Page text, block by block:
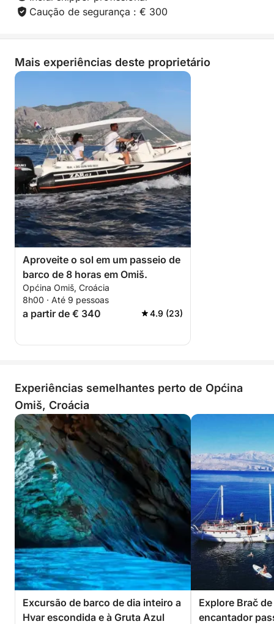
Caução de segurança : € 300
Mais experiências deste proprietário
Aproveite o sol em um passeio de
barco de 8 horas em Omiš.
Općina Omiš, Croácia
8h00 · Até 9 pessoas
a partir de € 340 4.9 (23)
Experiências semelhantes perto de Općina
Omiš, Croácia
Excursão de barco de dia inteiro a
Hvar escondida e à Gruta Azul
Explore Brač
encantador